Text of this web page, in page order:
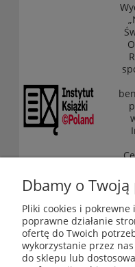
Księgarnia-Galeria
Dbamy o
Pliki cookies i
poprawne działanie
ofertę do Twoich
wykorzystanie przez
do sklepu lub